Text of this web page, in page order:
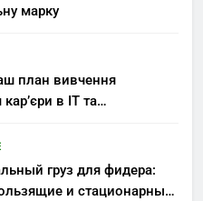
марку
план вивчення
кар’єри в IT та
груз для фидера:
и стационарные